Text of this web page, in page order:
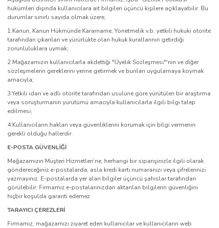
hükümleri dışında kullanıcılara ait bilgileri üçüncü kişilere açıklayabilir. Bu
durumlar sınırlı sayıda olmak üzere;
1.Kanun, Kanun Hükmünde Kararname, Yönetmelik v.b. yetkili hukuki otorite
tarafından çıkarılan ve yürürlükte olan hukuk kurallarının getirdiği
zorunluluklara uymak;
2.Mağazamızın kullanıcılarla akdettiği "Üyelik Sözleşmesi"'nin ve diğer
sözleşmelerin gereklerini yerine getirmek ve bunları uygulamaya koymak
amacıyla;
3.Yetkili idari ve adli otorite tarafından usulüne göre yürütülen bir araştırma
veya soruşturmanın yürütümü amacıyla kullanıcılarla ilgili bilgi talep
edilmesi;
4.Kullanıcıların hakları veya güvenliklerini korumak için bilgi vermenin
gerekli olduğu hallerdir.
E-POSTA GÜVENLİĞİ
Mağazamızın Müşteri Hizmetleri’ne, herhangi bir siparişinizle ilgili olarak
göndereceğiniz e-postalarda, asla kredi kartı numaranızı veya şifrelerinizi
yazmayınız. E-postalarda yer alan bilgiler üçüncü şahıslar tarafından
görülebilir. Firmamız e-postalarınızdan aktarılan bilgilerin güvenliğini
hiçbir koşulda garanti edemez.
TARAYICI ÇEREZLERİ
Firmamız, mağazamızı ziyaret eden kullanıcılar ve kullanıcıların web